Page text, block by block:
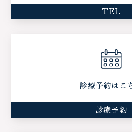
TEL
診療予約はこ
診療予約